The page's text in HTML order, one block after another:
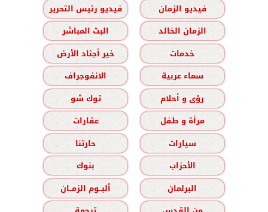
فيديو الزمان
فيديو رئيس التحرير
الزمان الخالد
البث المباشر
خدمات
خير أجناد الأرض
سماء عربية
الانفوجراف
رؤى و أحلام
توك شو
مرأة و طفل
عقارات
سيارات
حارتنا
الأحزاب
بنوك
البرلمان
ألبــوم الزمــان